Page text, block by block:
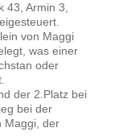
43, Armin 3,
von Maggi
was einer
oder
der 2.Platz bei
bei der
Maggi, der